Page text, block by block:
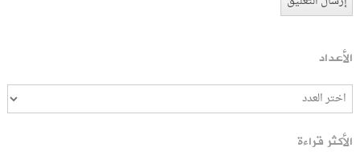
الأعداد
الأكثر قراءة